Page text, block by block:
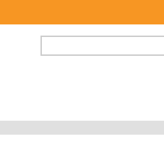
FORMULAIRE DE